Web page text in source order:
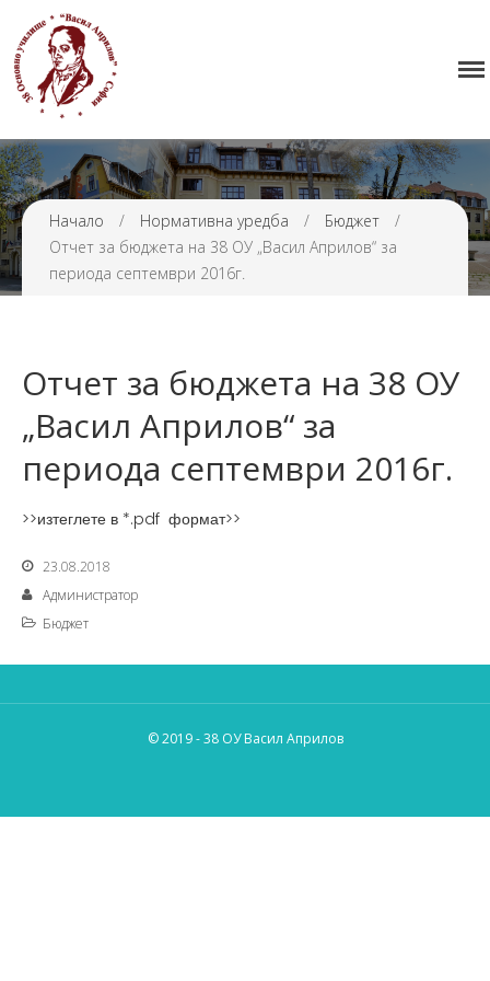
Нормативна уредба
Прием
Проекти и дейности
Седмично разписание
Галерия
Начало / Нормативна уредба / Бюджет
/
Отчет за бюджета на 38 ОУ „Васил Априлов“ за
периода септември 2016г.
Отчет за бюджета на 38 ОУ
„Васил Априлов“ за
периода септември 2016г.
>>изтеглете в *.pdf формат>>
23.08.2018
Администратор
Бюджет
© 2019 - 38 ОУ Васил Априлов